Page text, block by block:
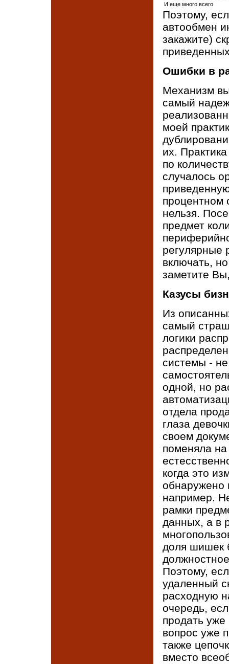
И еще много всего
Поэтому,
автообмен
закажите)
Ошибки в
Механизм
самый
моей
их.
по
случалось
процентном
нельзя.
предмет
регулярные
включать,
заметите
Казусы
Из
самый
логики
системы -
одной, но
отдела
глаза
своем
поменяла на
когда это
обнаружено
например.
рамки
данных, а в
доля шишек
Поэтому,
удаленный
расходную
очередь,
продать
вопрос уже
также
вместо